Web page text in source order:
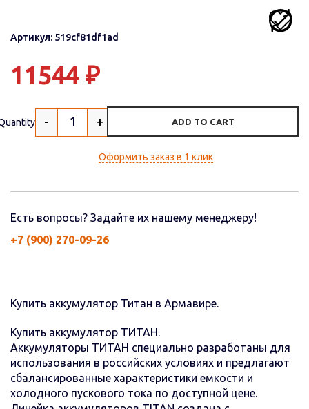
Артикул: 519cf81df1ad
11544 ₽
- + ADD TO CART
Оформить заказ в 1 клик
Есть вопросы? Задайте их нашему менеджеру!
+7 (900) 270-09-26
Купить аккумулятор Титан в Армавире.
Купить аккумулятор ТИТАН.
Аккумуляторы ТИТАН специально разработаны для
использования в российских условиях и предлагают
сбалансированные характеристики емкости и
холодного пускового тока по доступной цене.